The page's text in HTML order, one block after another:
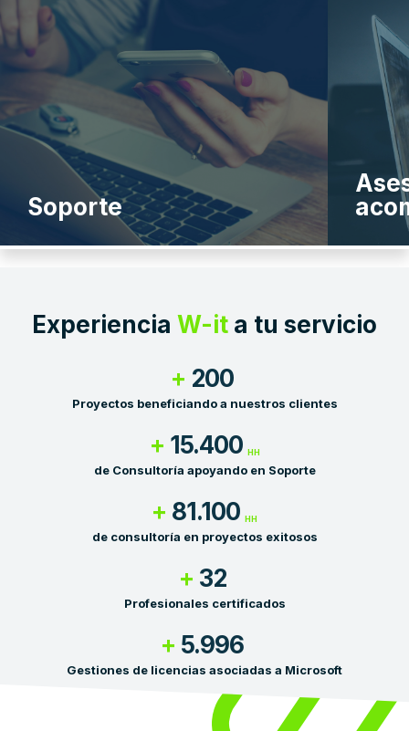
Asesoría y
acompañamiento
Experiencia W-it a tu servicio
+ 200
Proyectos beneficiando a nuestros clientes
+ 15.400 HH
de Consultoría apoyando en Soporte
+ 81.100 HH
de consultoría en proyectos exitosos
+ 32
Profesionales certificados
+ 6.000
Gestiones de licencias asociadas a Microsoft